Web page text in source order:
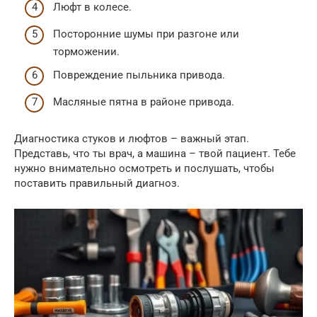
Люфт в колесе.
Посторонние шумы при разгоне или
торможении.
Повреждение пыльника привода.
Масляные пятна в районе привода.
Диагностика стуков и люфтов – важный этап.
Представь, что ты врач, а машина – твой пациент. Тебе
нужно внимательно осмотреть и послушать, чтобы
поставить правильный диагноз.